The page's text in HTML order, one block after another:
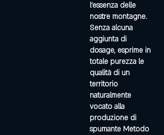
l’essenza delle
nostre montagne.
Senza alcuna
aggiunta di
dosage, esprime in
totale purezza le
qualità di un
territorio
naturalmente
vocato alla
produzione di
spumante Metodo